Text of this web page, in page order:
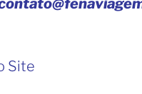
Site